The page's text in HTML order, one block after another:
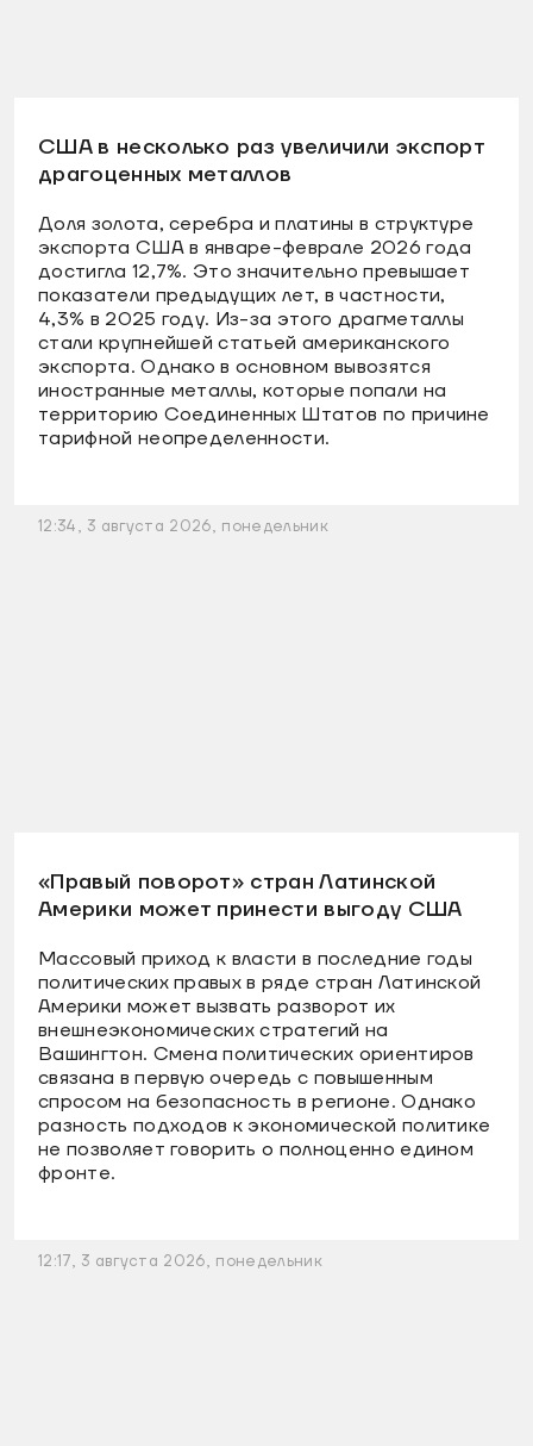
США в несколько раз увеличили экспорт
драгоценных металлов
Доля золота, серебра и платины в структуре
экспорта США в январе-феврале 2026 года
достигла 12,7%. Это значительно превышает
показатели предыдущих лет, в частности,
4,3% в 2025 году. Из-за этого драгметаллы
стали крупнейшей статьей американского
экспорта. Однако в основном вывозятся
иностранные металлы, которые попали на
территорию Соединенных Штатов по причине
тарифной неопределенности.
12:34, 3 августа 2026, понедельник
«Правый поворот» стран Латинской
Америки может принести выгоду США
Массовый приход к власти в последние годы
политических правых в ряде стран Латинской
Америки может вызвать разворот их
внешнеэкономических стратегий на
Вашингтон. Смена политических ориентиров
связана в первую очередь с повышенным
спросом на безопасность в регионе. Однако
разность подходов к экономической политике
не позволяет говорить о полноценно едином
фронте.
12:17, 3 августа 2026, понедельник